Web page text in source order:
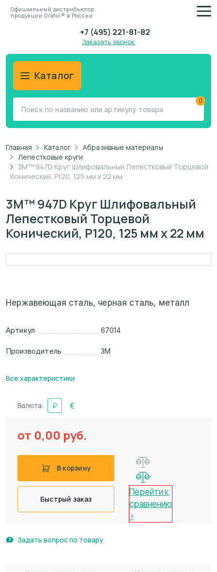
Официальный дистрибьютор
продукции Orafol® в России
+7 (495) 221-81-82
Заказать звонок
Каталог
0
Главная Каталог
Абразивные материалы
Лепестковые круги
3M™ 947D Круг Шлифовальный Лепестковый Торцевой
Конический, P120, 125 мм х 22 мм
3M™ 947D Круг Шлифовальный
Лепестковый Торцевой
Конический, P120, 125 мм х 22 мм
Нержавеющая сталь, черная сталь, металл
Артикул 67014
Производитель 3M
Все характеристики
Валюта: ₽ €
от 0,00 руб.
В корзину
Быстрый заказ
Перейти к
сравнению
>
Задать вопрос по товару